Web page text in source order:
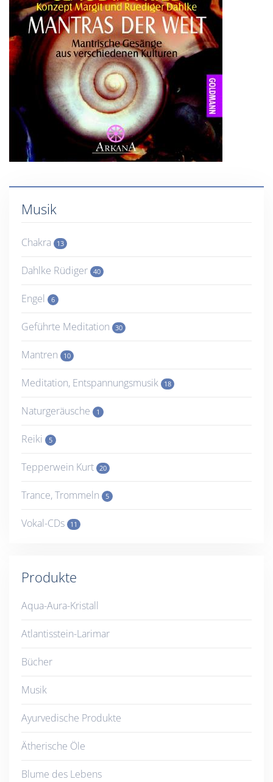
Musik
Chakra 13
Dahlke Rüdiger 40
Engel 6
Geführte Meditation 30
Mantren 10
Meditation, Entspannungsmusik 18
Naturgeräusche 1
Reiki 5
Tepperwein Kurt 20
Trance, Trommeln 5
Vokal-CDs 11
Produkte
Aqua-Aura-Kristall
Atlantisstein-Larimar
Bücher
Musik
Ayurvedische Produkte
Ätherische Öle
Blume des Lebens